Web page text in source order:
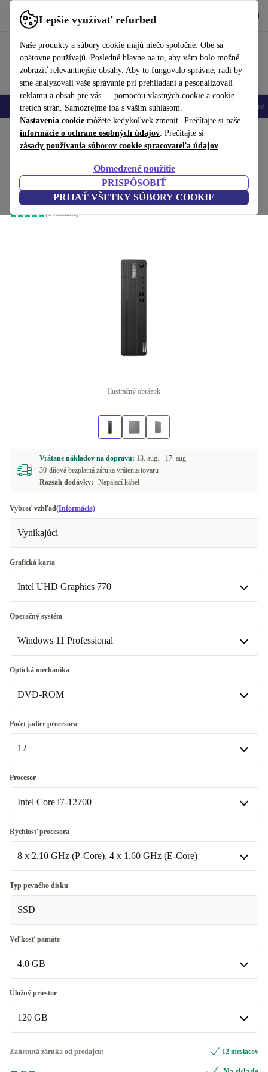
Lepšie využívať refurbed
Naše produkty a súbory cookie majú niečo spoločné: Obe sa
opätovne používajú. Posledné hlavne na to, aby vám bolo možné
zobraziť relevantnejšie obsahy. Aby to fungovalo správne, radi by
sme analyzovali vaše správanie pri prehliadaní a pesonalizovali
reklamu a obsah pre vás — pomocou vlastných cookie a cookie
tretích strán. Samozrejme iba s vaším súhlasom.
Nastavenia cookie môžete kedykoľvek zmeniť. Prečítajte si naše
informácie o ochrane osobných údajov. Prečítajte si
zásady používania súborov cookie spracovateľa údajov.
Obmedzené použitie
PRISPÔSOBIŤ
PRIJAŤ VŠETKY SÚBORY COOKIE
používať refurbed rýchlo a jednoducho
Mobilné telefóny Laptopy Tablety Inteligentné hodinky
Domov Produkty Stolné počítače Stolné počítače Lenovo
Lenovo ThinkCentre M70s G3
i7-12700 | 4 GB | 120 GB SSD | DVD-ROM |
Win 11 Pro
(1 recenzia)
568,67 €
799,00 €
Ilustračný obrázok
Vrátane nákladov na dopravu: 13. aug. - 17. aug.
30-dňová bezplatná záruka vrátenia tovaru
Rozsah dodávky:
Napájací kábel
Vybrať vzhľad(Informácia)
Vynikajúci
Grafická karta
Intel UHD Graphics 770
Intel UHD Graphics 770
Dostupné v iných kombináciách
Intel UHD Graphics 730
Operačný systém
Windows 11 Professional
Windows 11 Home
Windows 11 Professional
Optická mechanika
DVD-ROM
DVD-ROM
Dostupné v iných kombináciách
nie
Počet jadier procesora
12
12
Dostupné v iných kombináciách
4
Procesor
Intel Core i7-12700
Intel Core i7-12700
Dostupné v iných kombináciách
Intel Core i5-12400
Rýchlosť procesora
8 x 2,10 GHz (P-Core), 4 x 1,60 GHz (E-Core)
8 x 2,10 GHz (P-Core), 4 x 1,60 GHz (E-Core)
Dostupné v iných kombináciách
6 x 2,50 GHz (P-Core)
Typ pevného disku
SSD
Veľkosť pamäte
4.0 GB
4.0 GB
8.0 GB +19,97 €
Úložný priestor
120 GB
Zahrnutá záruka od predajcu: 12 mesiacov